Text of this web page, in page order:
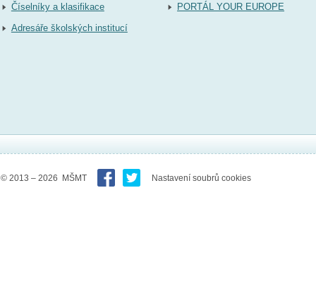
Číselníky a klasifikace
Adresáře školských institucí
PORTÁL YOUR EUROPE
© 2013 – 2026 MŠMT Nastavení soubrů cookies